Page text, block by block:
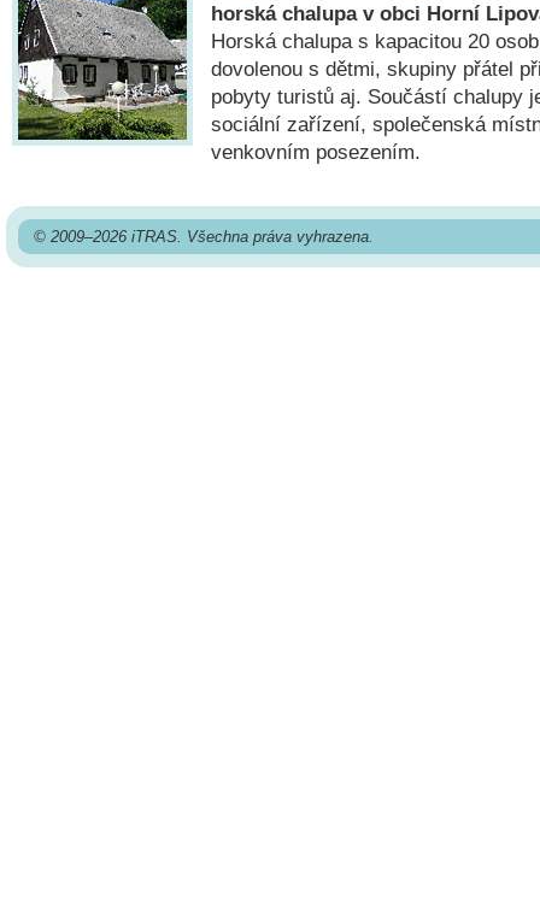
horská chalupa v obci Horní
Horská chalupa s kapacitou 20
dovolenou s dětmi, skupiny přátel
pobyty turistů aj. Součástí chalupy
sociální zařízení, společenská
venkovním posezením.
© 2009–2026 iTRAS. Všechna práva vyhrazena.